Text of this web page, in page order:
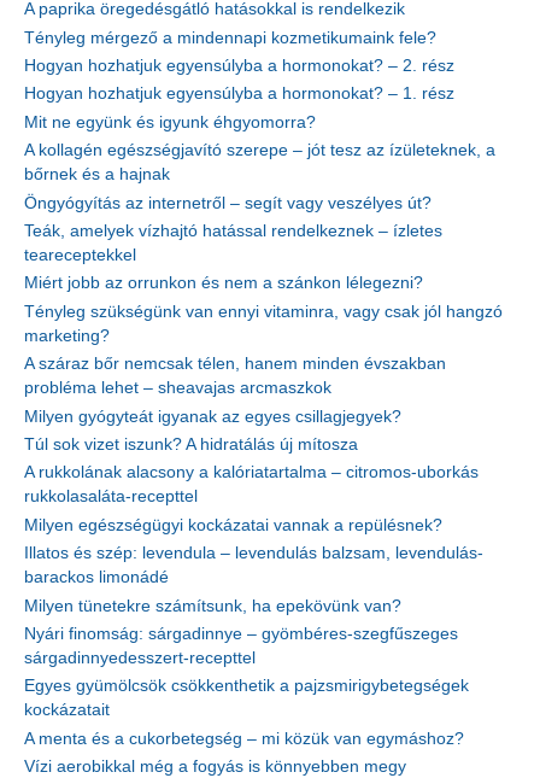
A paprika öregedésgátló hatásokkal is rendelkezik
Tényleg mérgező a mindennapi kozmetikumaink fele?
Hogyan hozhatjuk egyensúlyba a hormonokat? – 2. rész
Hogyan hozhatjuk egyensúlyba a hormonokat? – 1. rész
Mit ne együnk és igyunk éhgyomorra?
A kollagén egészségjavító szerepe – jót tesz az ízületeknek, a
bőrnek és a hajnak
Öngyógyítás az internetről – segít vagy veszélyes út?
Teák, amelyek vízhajtó hatással rendelkeznek – ízletes
teareceptekkel
Miért jobb az orrunkon és nem a szánkon lélegezni?
Tényleg szükségünk van ennyi vitaminra, vagy csak jól hangzó
marketing?
A száraz bőr nemcsak télen, hanem minden évszakban
probléma lehet – sheavajas arcmaszkok
Milyen gyógyteát igyanak az egyes csillagjegyek?
Túl sok vizet iszunk? A hidratálás új mítosza
A rukkolának alacsony a kalóriatartalma – citromos-uborkás
rukkolasaláta-recepttel
Milyen egészségügyi kockázatai vannak a repülésnek?
Illatos és szép: levendula – levendulás balzsam, levendulás-
barackos limonádé
Milyen tünetekre számítsunk, ha epekövünk van?
Nyári finomság: sárgadinnye – gyömbéres-szegfűszeges
sárgadinnyedesszert-recepttel
Egyes gyümölcsök csökkenthetik a pajzsmirigybetegségek
kockázatait
A menta és a cukorbetegség – mi közük van egymáshoz?
Vízi aerobikkal még a fogyás is könnyebben megy